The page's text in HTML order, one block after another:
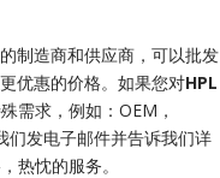
制造商和供应商，可以批发
优惠的价格。如果您对HPL
需求，例如：OEM，
们发电子邮件并告诉我们详
热忱的服务。